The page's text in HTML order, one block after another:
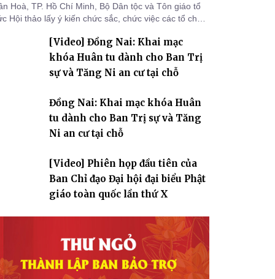
Hoà, TP. Hồ Chí Minh, Bộ Dân tộc và Tôn giáo tổ
Hội thảo lấy ý kiến chức sắc, chức việc các tổ chức
tỉnh, thành phố khu vực phía Nam nhằm góp ý hoàn
hồ sơ Dự thảo Nghị định quy định chi tiết một số
và biện pháp để tổ chức
[Video] Đồng Nai: Khai mạc
khóa Huân tu dành cho Ban Trị
sự và Tăng Ni an cư tại chỗ
Đồng Nai: Khai mạc khóa Huân
tu dành cho Ban Trị sự và Tăng
Ni an cư tại chỗ
[Video] Phiên họp đầu tiên của
Ban Chỉ đạo Đại hội đại biểu Phật
giáo toàn quốc lần thứ X